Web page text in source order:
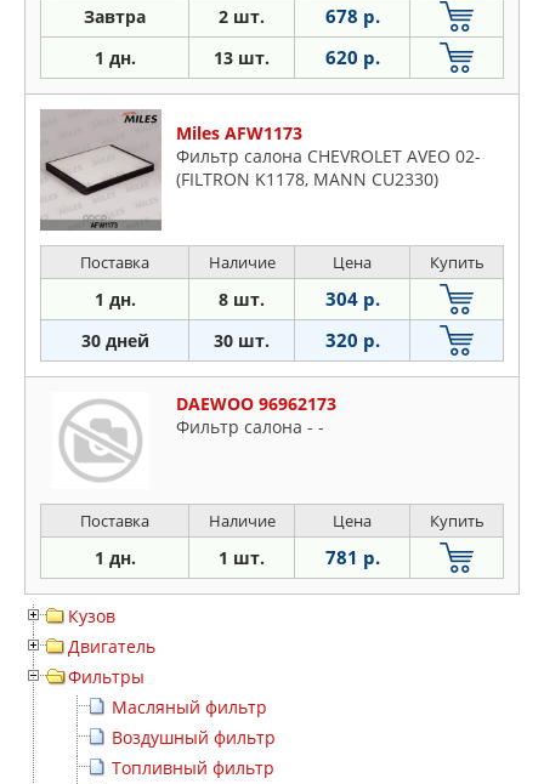
Завтра 2 шт. 678 р.
1 дн. 13 шт. 620 р.
Miles AFW1173
Фильтр салона CHEVROLET AVEO 02-
(FILTRON K1178, MANN CU2330)
Поставка Наличие Цена Купить
1 дн. 8 шт. 304 р.
30 дней 30 шт. 320 р.
DAEWOO 96962173
Фильтр салона - -
Поставка Наличие Цена Купить
1 дн. 1 шт. 781 р.
Кузов
Двигатель
Фильтры
Масляный фильтр
Воздушный фильтр
Топливный фильтр